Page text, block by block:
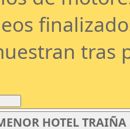
tras
HOTEL